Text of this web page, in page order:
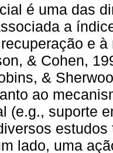
é uma das
a
e
& Cohen,
&
ao
(e.g., suporte
lado, uma